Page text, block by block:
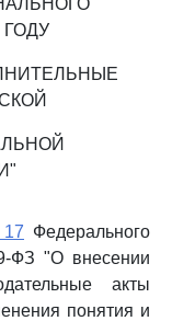
17 Федерального
ФЗ "О внесении
акты
понятия и